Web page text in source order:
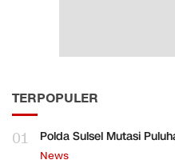
TERPOPULER
01 Polda Sulsel Mutasi
News